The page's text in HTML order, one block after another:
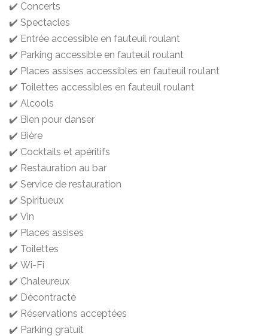
✔️ Concerts
✔️ Spectacles
✔️ Entrée accessible en fauteuil roulant
✔️ Parking accessible en fauteuil roulant
✔️ Places assises accessibles en fauteuil roulant
✔️ Toilettes accessibles en fauteuil roulant
✔️ Alcools
✔️ Bien pour danser
✔️ Bière
✔️ Cocktails et apéritifs
✔️ Restauration au bar
✔️ Service de restauration
✔️ Spiritueux
✔️ Vin
✔️ Places assises
✔️ Toilettes
✔️ Wi-Fi
✔️ Chaleureux
✔️ Décontracté
✔️ Réservations acceptées
✔️ Parking gratuit